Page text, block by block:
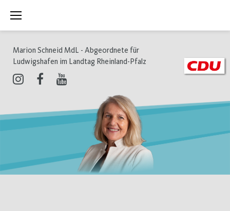
Inhalt
Marion Schneid MdL - Abgeordnete für
Ludwigshafen im Landtag Rheinland-Pfalz